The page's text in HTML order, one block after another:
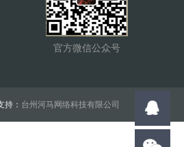
官方微信公众号
持： 台州河马网络科技有限公司